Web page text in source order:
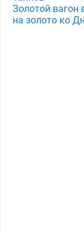
Золотой вагон
на золото ко